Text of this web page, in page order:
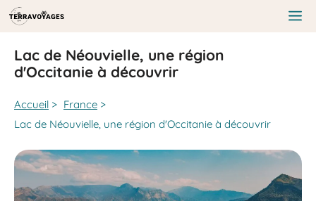
Aller
au
contenu
Lac de Néouvielle, une région
d'Occitanie à découvrir
Accueil > France >
Lac de Néouvielle, une région d'Occitanie à découvrir